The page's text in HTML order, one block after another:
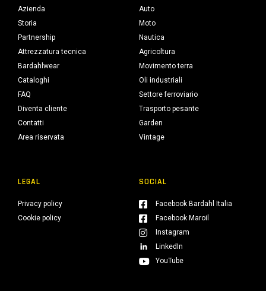
Azienda
Storia
Partnership
Attrezzatura tecnica
Bardahlwear
Cataloghi
FAQ
Diventa cliente
Contatti
Area riservata
Auto
Moto
Nautica
Agricoltura
Movimento terra
Oli industriali
Settore ferroviario
Trasporto pesante
Garden
Vintage
LEGAL
Privacy policy
Cookie policy
SOCIAL
Facebook Bardahl Italia
Facebook Maroil
Instagram
LinkedIn
YouTube